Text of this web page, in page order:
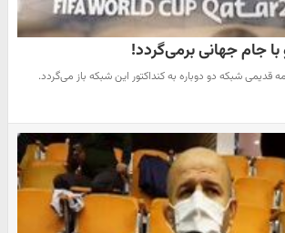
جام جهانی برمی‌گردد!
قدیمی شبکه دو دوباره به کنداکتور این شبکه باز می‌گردد.